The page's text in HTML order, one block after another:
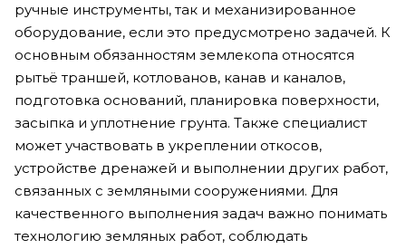
ручные инструменты, так и механизированное
оборудование, если это предусмотрено задачей. К
основным обязанностям землекопа относятся
рытьё траншей, котлованов, канав и каналов,
подготовка оснований, планировка поверхности,
засыпка и уплотнение грунта. Также специалист
может участвовать в укреплении откосов,
устройстве дренажей и выполнении других работ,
связанных с земляными сооружениями. Для
качественного выполнения задач важно понимать
технологию земляных работ, соблюдать